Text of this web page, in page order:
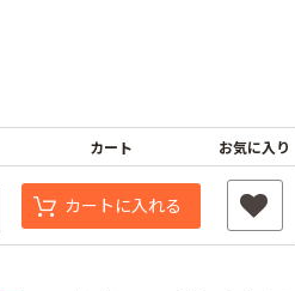
￥10,200
カート お気に入り
カートに入れる